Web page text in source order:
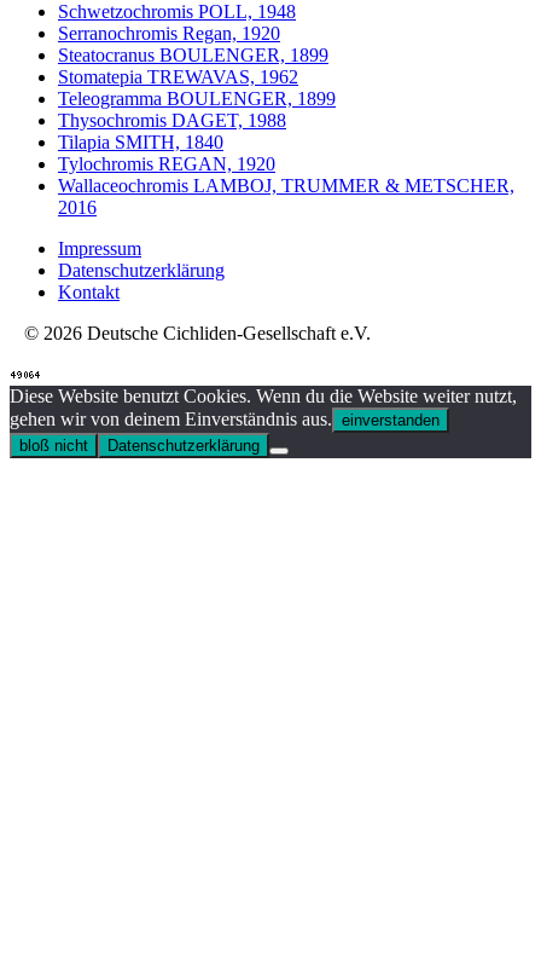
Schwetzochromis POLL, 1948
Serranochromis Regan, 1920
Steatocranus BOULENGER, 1899
Stomatepia TREWAVAS, 1962
Teleogramma BOULENGER, 1899
Thysochromis DAGET, 1988
Tilapia SMITH, 1840
Tylochromis REGAN, 1920
Wallaceochromis LAMBOJ, TRUMMER & METSCHER,
2016
Impressum
Datenschutzerklärung
Kontakt
© 2026 Deutsche Cichliden-Gesellschaft e.V.
Diese Website benutzt Cookies. Wenn du die Website weiter nutzt,
gehen wir von deinem Einverständnis aus. einverstanden
bloß nicht
Datenschutzerklärung